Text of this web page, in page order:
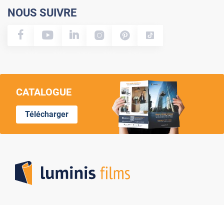
NOUS SUIVRE
CATALOGUE
Télécharger